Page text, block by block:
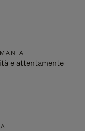
e attentamente